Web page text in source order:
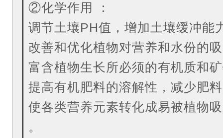
②化学作用 ：
调节土壤PH值，增加土壤缓冲能
改善和优化植物对营养和水份的
富含植物生长所必须的有机质和
提高有机肥料的溶解性，减少肥
使各类营养元素转化成易被植物
。